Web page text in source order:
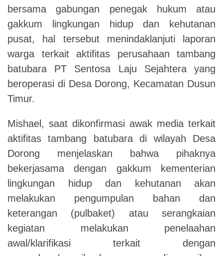
bersama gabungan penegak hukum atau
gakkum lingkungan hidup dan kehutanan
pusat, hal tersebut menindaklanjuti laporan
warga terkait aktifitas perusahaan tambang
batubara PT Sentosa Laju Sejahtera yang
beroperasi di Desa Dorong, Kecamatan Dusun
Timur.
Mishael, saat dikonfirmasi awak media terkait
aktifitas tambang batubara di wilayah Desa
Dorong menjelaskan bahwa pihaknya
bekerjasama dengan gakkum kementerian
lingkungan hidup dan kehutanan akan
melakukan pengumpulan bahan dan
keterangan (pulbaket) atau serangkaian
kegiatan melakukan penelaahan
awal/klarifikasi terkait dengan